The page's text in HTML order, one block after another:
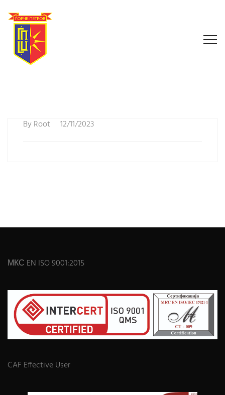
ByRoot 12/11/2023
МКС EN ISO 9001:2015
CAF Effective User